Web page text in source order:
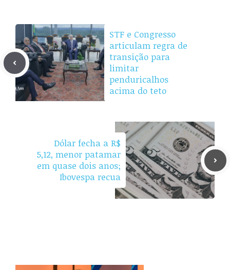
STF e Congresso
articulam regra de
transição para
limitar
penduricalhos
acima do teto
Dólar fecha a R$
5,12, menor patamar
em quase dois anos;
Ibovespa recua